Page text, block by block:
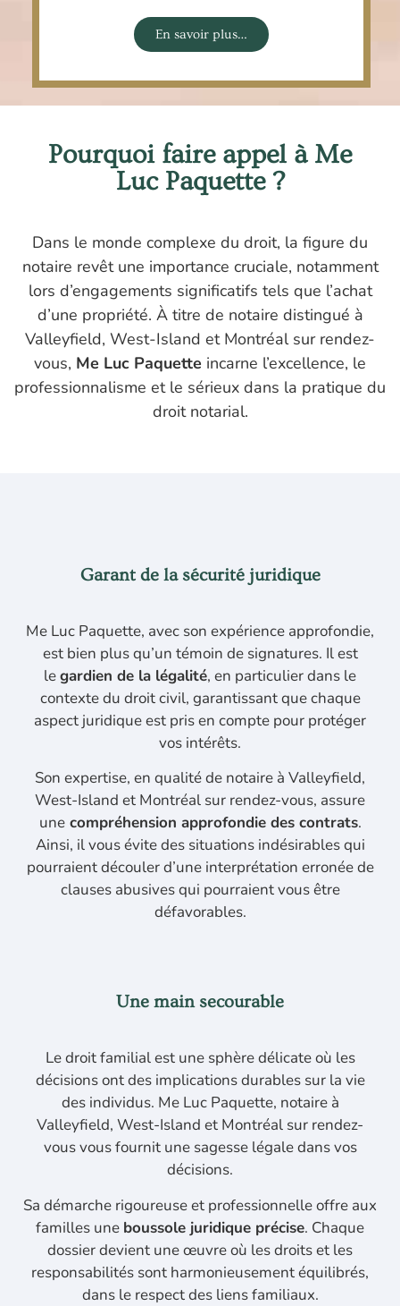
En savoir plus…
Pourquoi faire appel à Me
Luc Paquette ?
Dans le monde complexe du droit, la figure du
notaire revêt une importance cruciale, notamment
lors d’engagements significatifs tels que l’achat
d’une propriété. À titre de notaire distingué à
Valleyfield, West-Island et Montréal sur rendez-
vous, Me Luc Paquette incarne l’excellence, le
professionnalisme et le sérieux dans la pratique du
droit notarial.
Garant de la sécurité juridique
Me Luc Paquette, avec son expérience approfondie,
est bien plus qu’un témoin de signatures. Il est
legardien de la légalité, en particulier dans le
contexte du droit civil, garantissant que chaque
aspect juridique est pris en compte pour protéger
vos intérêts.
Son expertise, en qualité de notaire à Valleyfield,
West-Island et Montréal sur rendez-vous, assure
unecompréhension approfondie des contrats.
Ainsi, il vous évite des situations indésirables qui
pourraient découler d’une interprétation erronée de
clauses abusives qui pourraient vous être
défavorables.
Une main secourable
Le droit familial est une sphère délicate où les
décisions ont des implications durables sur la vie
des individus. Me Luc Paquette, notaire à
Valleyfield, West-Island et Montréal sur rendez-
vous vous fournit une sagesse légale dans vos
décisions.
Sa démarche rigoureuse et professionnelle offre aux
familles une boussole juridique précise. Chaque
dossier devient une œuvre où les droits et les
responsabilités sont harmonieusement équilibrés,
dans le respect des liens familiaux.